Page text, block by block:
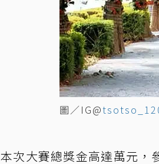
圖／IG@
本次大賽總獎金高達萬元，